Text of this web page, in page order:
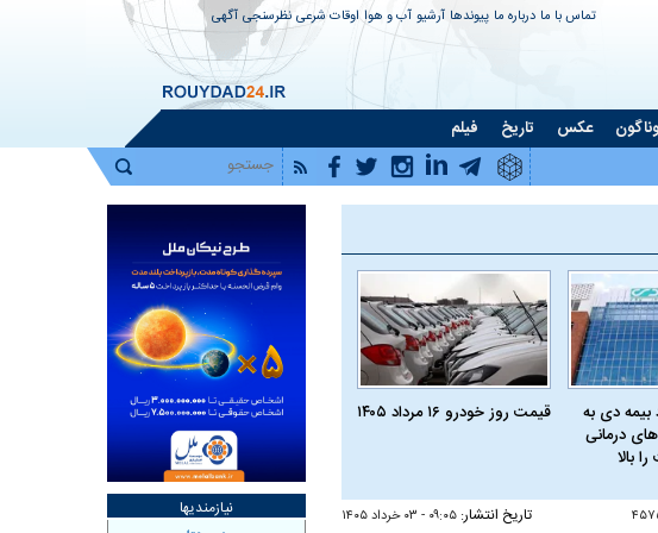
تماس با ما درباره ما پیوندها آرشیو آب و هوا اوقات شرعی نظرسنجی آگهی
عکس تاریخ فیلم
دی به
درمانی
بالا
قیمت روز خودرو ۱۶ مرداد ۱۴۰۵
تاریخ انتشار: ۰۹:۰۵ - ۰۳ خرداد ۱۴۰۵ نیازمندیها